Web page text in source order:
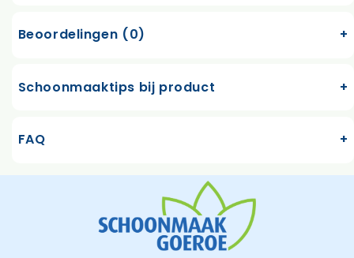
Beoordelingen (0)
Schoonmaaktips bij product
FAQ